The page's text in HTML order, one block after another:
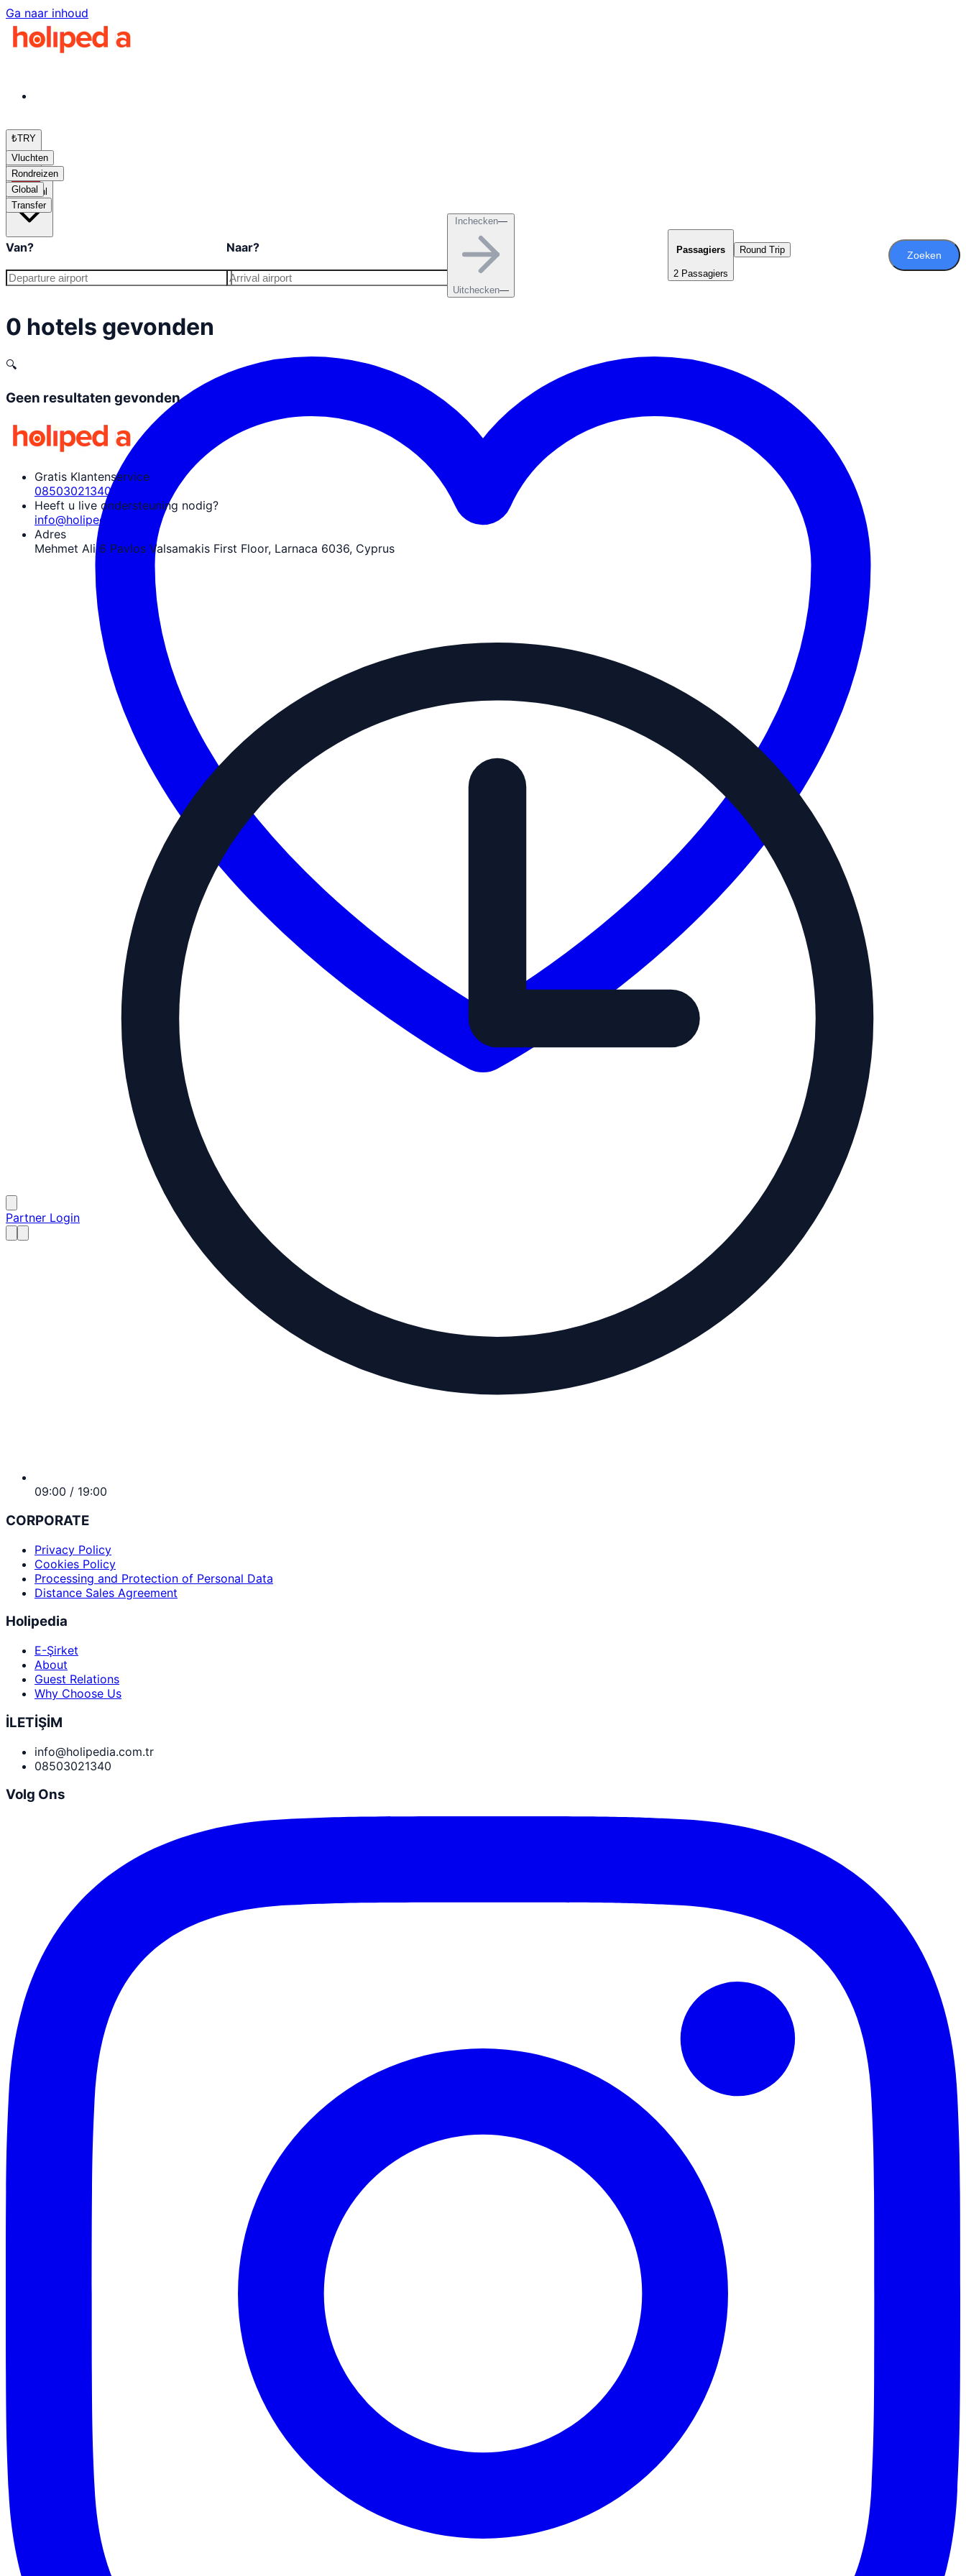
Ga naar inhoud
₺TRY
nl
Partner Login
Vluchten
Rondreizen
Global
Transfer
Van? Naar?
Inchecken—
Uitchecken—
Passagiers
2 Passagiers
Round Trip Zoeken
0 hotels gevonden
🔍
Geen resultaten gevonden
Gratis Klantenservice
08503021340
Heeft u live ondersteuning nodig?
info@holipedia.com.tr
Adres
Mehmet Ali 6 Pavlos Valsamakis First Floor, Larnaca 6036, Cyprus
09:00 / 19:00
CORPORATE
Privacy Policy
Cookies Policy
Processing and Protection of Personal Data
Distance Sales Agreement
Holipedia
E-Şirket
About
Guest Relations
Why Choose Us
İLETİŞİM
info@holipedia.com.tr
08503021340
Volg Ons